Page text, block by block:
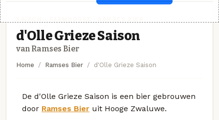
d'Olle Grieze Saison
van Ramses Bier
Home Ramses Bier d'Olle Grieze Saison
De d'Olle Grieze Saison is een bier gebrouwen
door Ramses Bier uit Hooge Zwaluwe.